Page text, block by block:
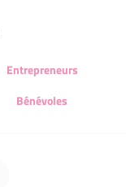
Entrepreneurs
Bénévoles